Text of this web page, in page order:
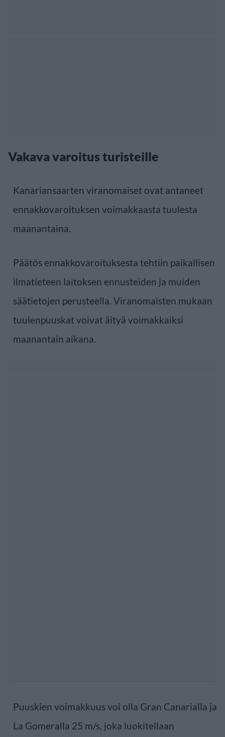
Vakava varoitus turisteille
Kanariansaarten viranomaiset ovat antaneet
ennakkovaroituksen voimakkaasta tuulesta
maanantaina.
Päätös ennakkovaroituksesta tehtiin paikallisen
ilmatieteen laitoksen ennusteiden ja muiden
säätietojen perusteella. Viranomaisten mukaan
tuulenpuuskat voivat äityä voimakkaiksi
maanantain aikana.
Puuskien voimakkuus voi olla Gran Canarialla ja
La Gomeralla 25 m/s, joka luokitellaan